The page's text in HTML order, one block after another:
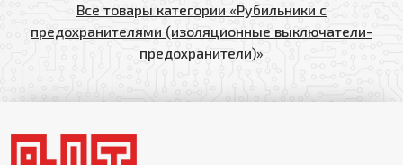
Все товары категории «Рубильники с
предохранителями (изоляционные выключатели-
предохранители)»